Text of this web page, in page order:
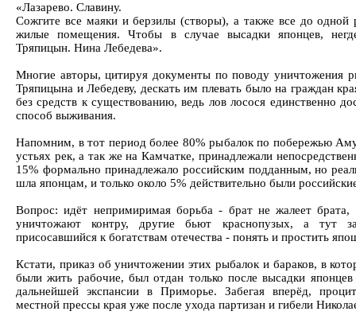
«Лазарево. Славину.
Сожгите все маяки и берзилы (створы), а также все до
жилые помещения. Чтобы в случае высадки японцев,
Тряпицын. Нина Лебедева».
Многие авторы, цитируя документы по поводу уничтожения
Тряпицына и Лебедеву, дескать им плевать было на граждан
без средств к существованию, ведь лов лосося единственно
способ выживания.
Напомним, в тот период более 80% рыбалок по побережью
устьях рек, а так же на Камчатке, принадлежали
15% формально принадлежало российским подданным, но
шла японцам, и только около 5% действительно были
Вопрос: идёт непримиримая борьба - брат не жалеет брата,
уничтожают контру, другие бьют краснопузых, а тут
присосавшийся к богатствам отечества - понять и простить
Кстати, приказ об уничтожении этих рыбалок и бараков, в
были жить рабочие, был отдан только после высадки
дальнейшей экспансии в Приморье. Забегая вперёд,
местной прессы края уже после ухода партизан и гибели